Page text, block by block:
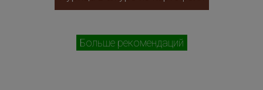
Больше рекомендаций